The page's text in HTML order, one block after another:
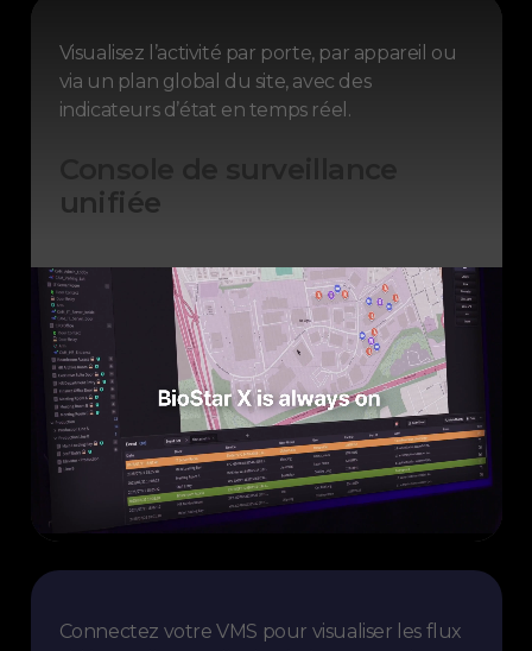
Visualisez l’activité par porte, par appareil ou
via un plan global du site, avec des
indicateurs d’état en temps réel.
unifiée
Connectez votre VMS pour visualiser les flux